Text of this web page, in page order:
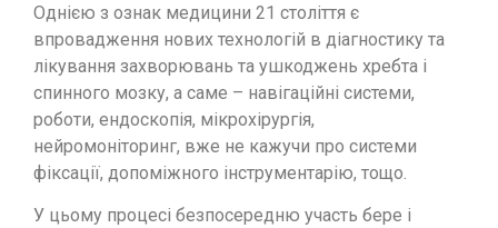
Однією з ознак медицини 21 століття є
впровадження нових технологій в діагностику та
лікування захворювань та ушкоджень хребта і
спинного мозку, а саме – навігаційні системи,
роботи, ендоскопія, мікрохірургія,
нейромоніторинг, вже не кажучи про системи
фіксації, допоміжного інструментарію, тощо.
У цьому процесі безпосередню участь бере і